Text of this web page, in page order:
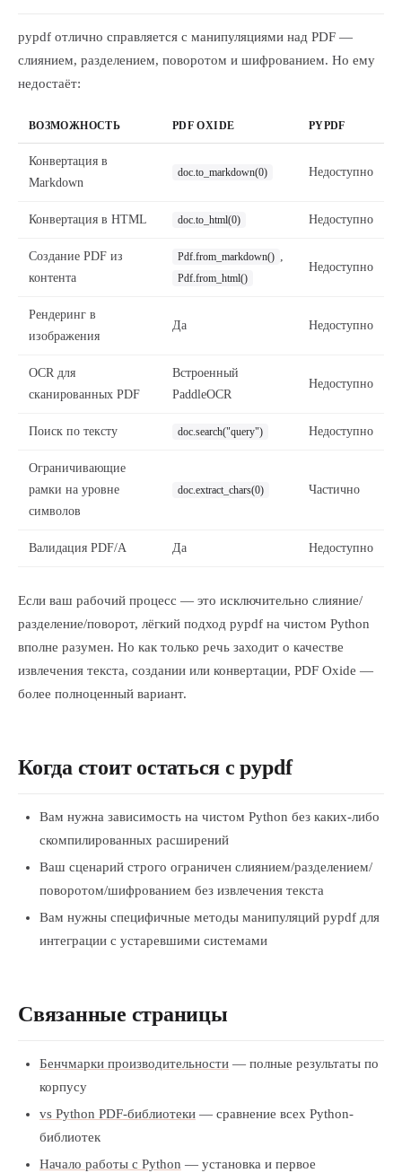
pypdf отлично справляется с манипуляциями над PDF —
слиянием, разделением, поворотом и шифрованием. Но ему
недостаёт:
ВОЗМОЖНОСТЬ PDF OXIDE PYPDF
Конвертация в
Markdown
doc.to_markdown(0) Недоступно
Конвертация в HTML doc.to_html(0) Недоступно
Создание PDF из
контента
Pdf.from_markdown() ,
Pdf.from_html()
Недоступно
Рендеринг в
изображения
Да Недоступно
OCR для
сканированных PDF
Встроенный
PaddleOCR
Недоступно
Поиск по тексту doc.search("query") Недоступно
Ограничивающие
рамки на уровне
символов
doc.extract_chars(0) Частично
Валидация PDF/A Да Недоступно
Если ваш рабочий процесс — это исключительно слияние/
разделение/поворот, лёгкий подход pypdf на чистом Python
вполне разумен. Но как только речь заходит о качестве
извлечения текста, создании или конвертации, PDF Oxide —
более полноценный вариант.
Когда стоит остаться с pypdf
Вам нужна зависимость на чистом Python без каких-либо
скомпилированных расширений
Ваш сценарий строго ограничен слиянием/разделением/
поворотом/шифрованием без извлечения текста
Вам нужны специфичные методы манипуляций pypdf для
интеграции с устаревшими системами
Связанные страницы
Бенчмарки производительности — полные результаты по
корпусу
vs Python PDF-библиотеки — сравнение всех Python-
библиотек
Начало работы с Python — установка и первое